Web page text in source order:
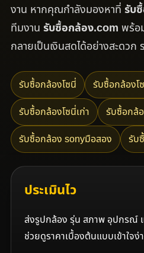
งาน หากคุณกำลังมองหาที่ รับ
ทีมงาน รับซื้อกล้อง.com พร้อ
กลายเป็นเงินสดได้อย่างสะดวก
รับซื้อกล้องโซนี่
รับซื้อกล้องโ
รับซื้อกล้องโซนี่เก่า
รับซื้อกล้
รับซื้อกล้อง sonyมือสอง
รับ
ประเมินไว
ส่งรูปกล้อง รุ่น สภาพ อุปกรณ์
ช่วยดูราคาเบื้องต้นแบบเข้าใจง่